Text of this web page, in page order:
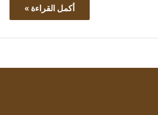
أكمل القراءة »